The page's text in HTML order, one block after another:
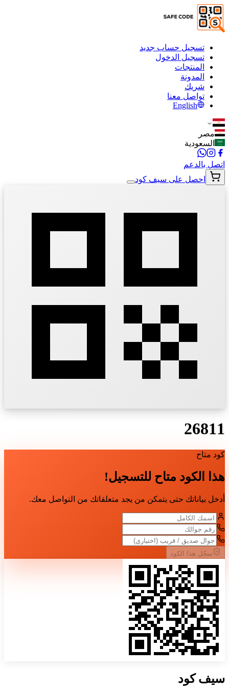
تسجيل حساب جديد
تسجيل الدخول
المنتجات
المدونة
شريك
تواصل معنا
English
مصر
السعودية
اتصل بالدعم
احصل على سيف كود
26811
كود متاح
هذا الكود متاح للتسجيل!
أدخل بياناتك حتى يتمكن من يجد متعلقاتك من التواصل معك.
سجّل هذا الكود
سيفكود